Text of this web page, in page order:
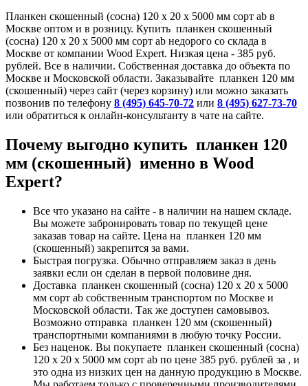
Планкен скошенный (сосна) 120 x 20 x 5000 мм сорт ab в
Москве оптом и в розницу. Купить планкен скошенный
(сосна) 120 x 20 x 5000 мм сорт ab недорого со склада в
Москве от компании Wood Expert. Низкая цена - 385 руб.
рублей. Все в наличии. Собственная доставка до объекта по
Москве и Московской области. Заказывайте планкен 120 мм
(скошенный) через сайт (через корзину) или можно заказать
позвонив по телефону 8 (495) 645-70-72 или 8 (495) 627-73-70
или обратиться к онлайн-консультанту в чате на сайте.
Почему выгодно купить планкен 120
мм (скошенный) именно в Wood
Expert?
Все что указано на сайте - в наличии на нашем складе.
Вы можете забронировать товар по текущей цене
заказав товар на сайте. Цена на планкен 120 мм
(скошенный) закрепится за вами.
Быстрая погрузка. Обычно отправляем заказ в день
заявки если он сделан в первой половине дня.
Доставка планкен скошенный (сосна) 120 x 20 x 5000
мм сорт ab собственным транспортом по Москве и
Московской области. Так же доступен самовывоз.
Возможно отправка планкен 120 мм (скошенный)
транспортными компаниями в любую точку России.
Без наценок. Вы покупаете планкен скошенный (сосна)
120 x 20 x 5000 мм сорт ab по цене 385 руб. рублей за , и
это одна из низких цен на данную продукцию в Москве.